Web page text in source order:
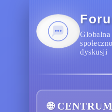
Globalna
dyskusji
🌐